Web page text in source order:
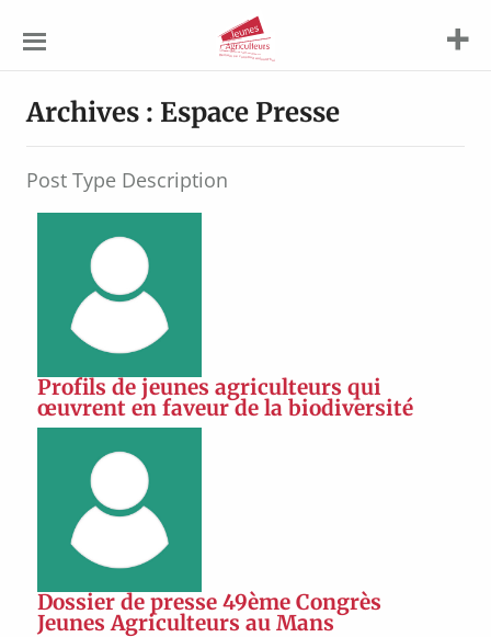
Agriculteurs
Archives : Espace Presse
Post Type Description
Profils de jeunes agriculteurs qui
œuvrent en faveur de la biodiversité
Dossier de presse 49ème Congrès
Jeunes Agriculteurs au Mans